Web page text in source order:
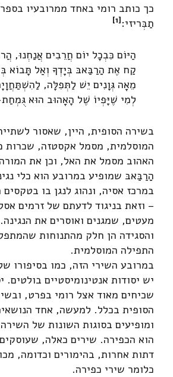
כך כותב רומי באחד ממרובעיו
תַבְּריזי:[1]
הַיּוֹם כִּבְכָל יוֹם חֲרֵבִים אֲנַחְנוּ,
קַח אֶת הַַרַבַּאבּ בְּיָדְךָ וְאַל תָּבוֹא
מֵאָה גְּוָנִים יֵשׁ לַתְּפִלָּה,
לְמִי שֶׁיָּפְיוֹ שֶׁל הָאָהוּב הוּא
בשירה הסופית, היין, שאסור
המוסלמית, מסמל אקסטזה, שכרות
האהוב מסמל את האל, וכן את
הַַרַבַּאבּ שמופיע במרובע הוא כלי
במרכז אסיה, ונהוג לנגן בו
– וזאת בניגוד לדעתם של זרמים
מעטים, שמגנים ואוסרים את
והסגידה הן חלק מהתנוחות
התפילה המוסלמית.
במרובע השירי הזה, כמו בסיפורו
יש יסודות אנטינומיסטיים בולטים.
שכיחים מאוד אצל רומי בפרט,
הסופית בכלל. למעשה, אחד
ומופיעים בסוגות השונות של
הוא הכפירה. שירים כאלה,
דתות אחרות, בהימורים וכדומה,
כלומר שירי כפירה.